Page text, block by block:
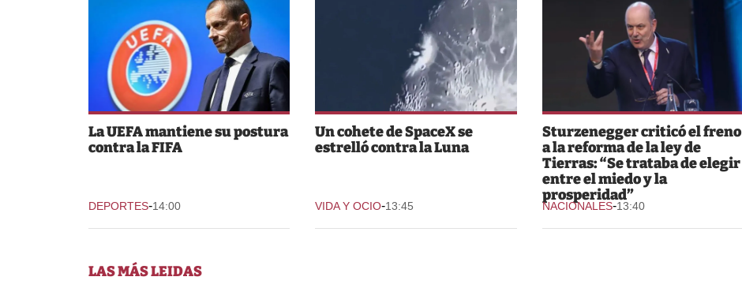
La UEFA mantiene su postura
contra la FIFA
DEPORTES-14:00
Un cohete de SpaceX se
estrelló contra la Luna
VIDA Y OCIO-13:45
Sturzenegger criticó el freno
a la reforma de la ley de
Tierras: “Se trataba de elegir
entre el miedo y la
prosperidad”
NACIONALES-13:40
LAS MÁS LEIDAS